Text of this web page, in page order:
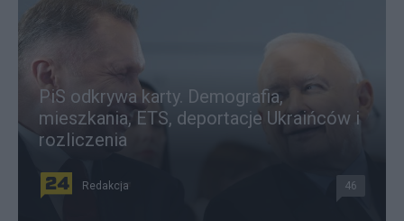
PiS odkrywa karty. Demografia,
mieszkania, ETS, deportacje Ukraińców i
rozliczenia
Redakcja 46